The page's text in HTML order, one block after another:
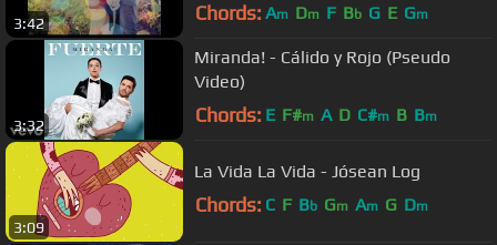
3:42 Chords: Am Dm F Bb G E Gm
3:32
Miranda! - Cálido y Rojo (Pseudo
Video)
Chords: E F#m A D C#m B Bm
3:09
La Vida La Vida - Jósean Log
Chords: C F Bb Gm Am G Dm